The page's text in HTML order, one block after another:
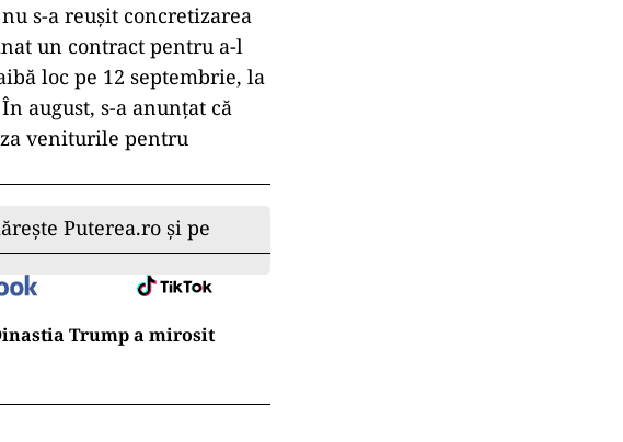
s-a reușit concretizarea
un contract pentru a-l
loc pe 12 septembrie, la
august, s-a anunțat că
veniturile pentru
Puterea.ro și pe
Trump a mirosit